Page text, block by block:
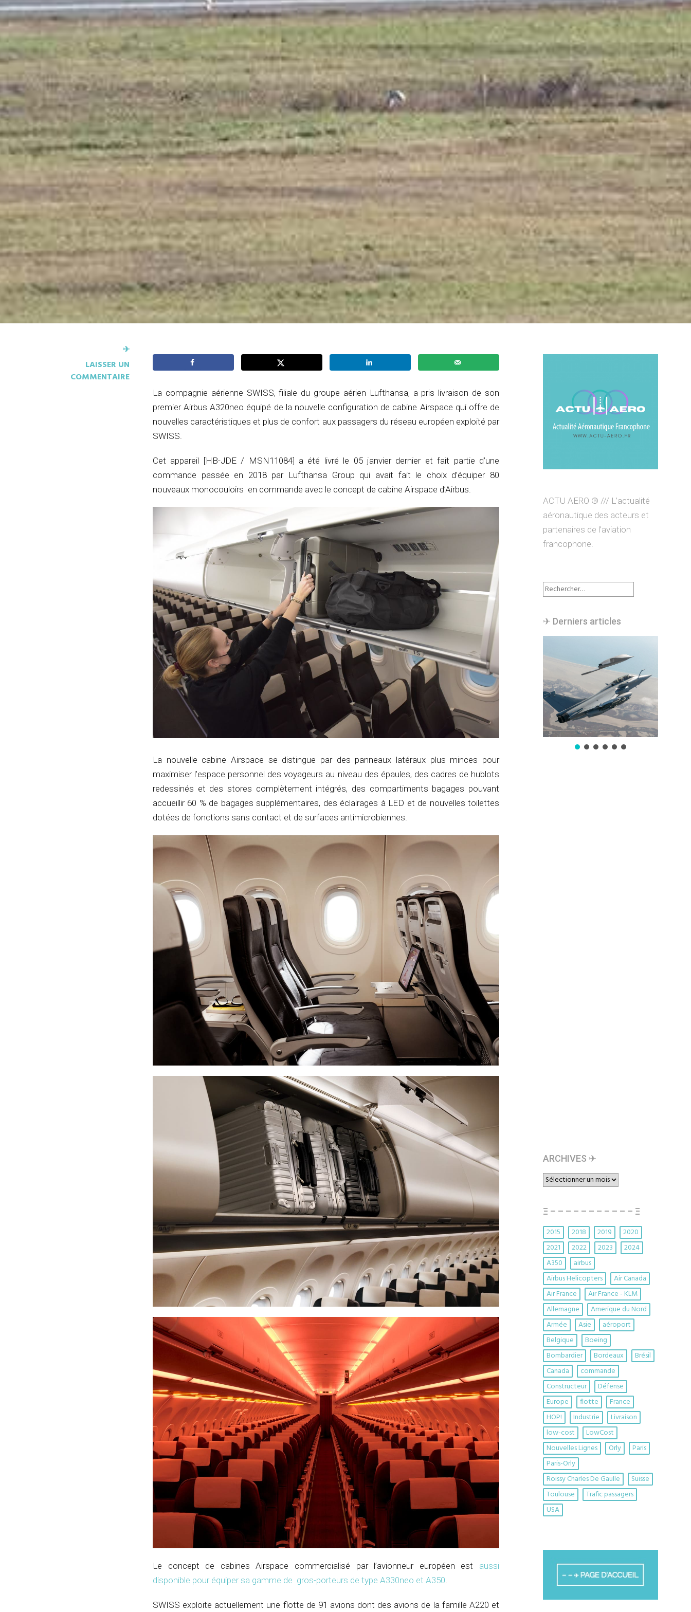
/// SWISS intègre son premier Airbus A320neo avec cabine Airspace
20 janvier 2022
Lire la Suite
✈︎
LAISSER UN
COMMENTAIRE
La compagnie aérienne SWISS, filiale du groupe aérien Lufthansa, a pris livraison de son
premier Airbus A320neo équipé de la nouvelle configuration de cabine Airspace qui offre de
nouvelles caractéristiques et plus de confort aux passagers du réseau européen exploité par
SWISS.
Cet appareil [HB-JDE / MSN11084] a été livré le 05 janvier dernier et fait partie d’une
commande passée en 2018 par Lufthansa Group qui avait fait le choix d’équiper 80
nouveaux monocouloirs en commande avec le concept de cabine Airspace d’Airbus.
La nouvelle cabine Airspace se distingue par des panneaux latéraux plus minces pour
maximiser l’espace personnel des voyageurs au niveau des épaules, des cadres de hublots
redessinés et des stores complètement intégrés, des compartiments bagages pouvant
accueillir 60 % de bagages supplémentaires, des éclairages à LED et de nouvelles toilettes
dotées de fonctions sans contact et de surfaces antimicrobiennes.
Le concept de cabines Airspace commercialisé par l’avionneur européen est aussi
disponible pour équiper sa gamme de gros-porteurs de type A330neo et A350
SWISS exploite actuellement une flotte de 91 avions dont des avions de la famille A220 et
ACTU AERO ® /// L’actualité
aéronautique des acteurs et
partenaires de l’aviation
francophone.
Rechercher :
✈︎ Derniers articles
ARCHIVES ✈︎
ARCHIVES
✈︎
Ξ – – – – – – – – – – – Ξ
2015 2018 2019
2020
2021
2022 2023
2024
A350
airbus
Airbus Helicopters
Air Canada
Air France
Air France - KLM
Allemagne
Amerique du Nord
Armée
Asie
aéroport
Belgique
Boeing
Bombardier
Bordeaux
Brésil
Canada
commande
Constructeur
Défense
Europe
flotte
France
HOP!
Industrie
Livraison
low-cost
LowCost
Nouvelles Lignes
Orly
Paris
Paris-Orly
Roissy Charles De Gaulle
Suisse
Toulouse
Trafic passagers
USA